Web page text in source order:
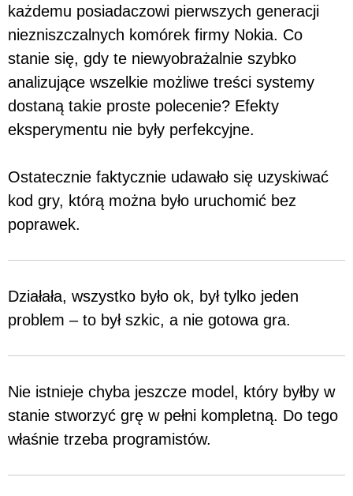
każdemu posiadaczowi pierwszych generacji
niezniszczalnych komórek firmy Nokia. Co
stanie się, gdy te niewyobrażalnie szybko
analizujące wszelkie możliwe treści systemy
dostaną takie proste polecenie? Efekty
eksperymentu nie były perfekcyjne.
Ostatecznie faktycznie udawało się uzyskiwać
kod gry, którą można było uruchomić bez
poprawek.
Działała, wszystko było ok, był tylko jeden
problem – to był szkic, a nie gotowa gra.
Nie istnieje chyba jeszcze model, który byłby w
stanie stworzyć grę w pełni kompletną. Do tego
właśnie trzeba programistów.